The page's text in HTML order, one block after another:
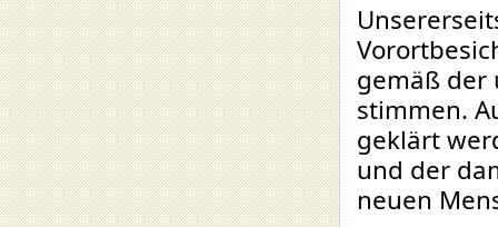
gemäß der
stimmen.
geklärt
und der
neuen